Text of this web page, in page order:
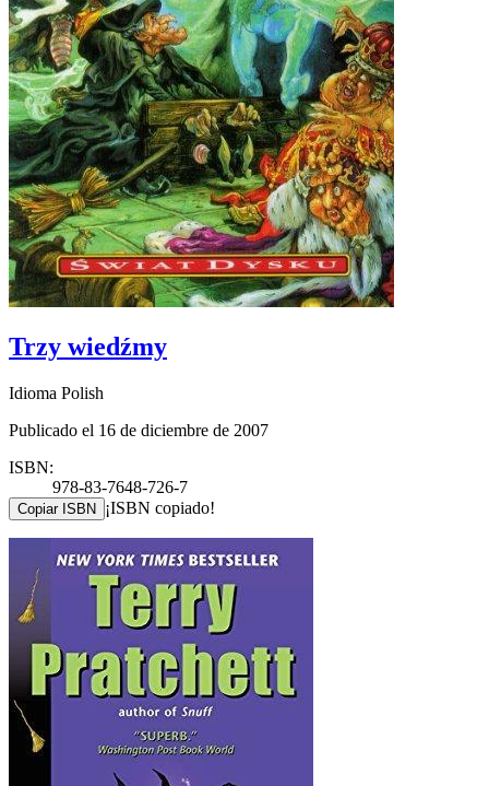
Trzy wiedźmy
Idioma Polish
Publicado el 16 de diciembre de 2007
ISBN:
978-83-7648-726-7
Copiar ISBN ¡ISBN copiado!